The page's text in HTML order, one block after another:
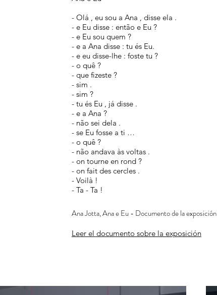
- Olá , eu sou a Ana , disse ela .
- e Eu disse : então e Eu ?
- e Eu sou quem ?
- e a Ana disse : tu és Eu.
- e eu disse-lhe : foste tu ?
- o quê ?
- que fizeste ?
- sim .
- sim ?
- tu és Eu , já disse .
- e a Ana ?
- não sei dela .
- se Eu fosse a ti …
- o quê ?
- não andava às voltas .
- on tourne en rond ?
- on fait des cercles .
- Voilà !
- Ta - Ta !
Ana Jotta, Ana e Eu - Documento de la exposición
Leer el documento sobre la exposición